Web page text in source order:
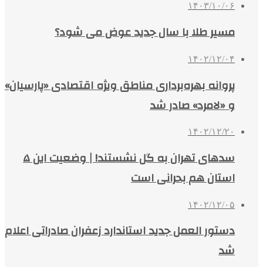
۱۴۰۳/۱۰/۰۶
مسیر طلا با سال جدید عوض می شود؟
۱۴۰۲/۱۲/۰۴
پروانه بهره‌برداری مناطق ویژه اقتصادی «پارسیان»
و «لامرد» صادر شد
۱۴۰۲/۱۲/۲۰
سدهای تهران به گل نشستند! | وضعیت این ۵
استان هم بحرانی است
۱۴۰۲/۱۲/۰۵
دستور العمل جدید استاندارد زعفران صادراتی اعلام
شد